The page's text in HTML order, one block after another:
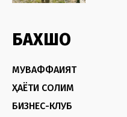
БАХШҲО
МУВАФФАҚИЯТ
ҲАЁТИ СОЛИМ
БИЗНЕС-КЛУБ